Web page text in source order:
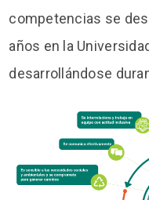
competencias se
años en la
desarrollándose